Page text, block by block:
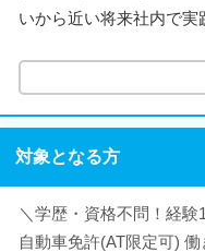
いから近い将来社内で実
対象となる方
＼学歴・資格不問！経
自動車免許(AT限定可)